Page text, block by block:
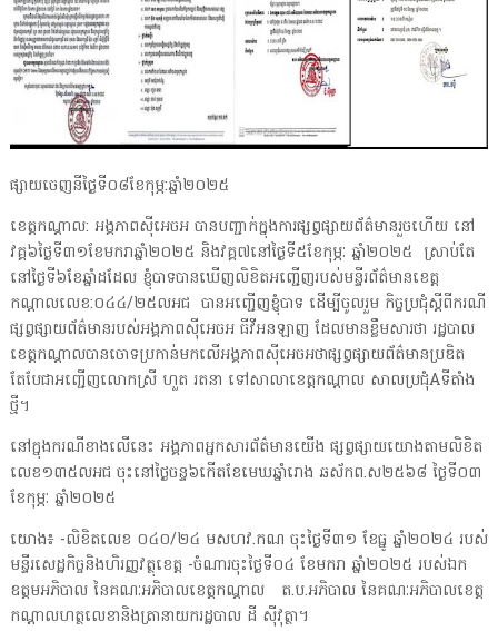
ផ្សាយចេញនីថ្ងៃទី០៨ខែកុម្ភ:ឆ្នាំ២០២៥
ខេត្តកណ្តាល: អង្គភាពស៊ីអេចអ បានបញ្ជាក់ក្នុងការផ្សព្វផ្សាយព័ត៌មានរួចហើយ នៅ
វគ្គ៦ថ្ងៃទី៣១ខែមករាឆ្នាំ២០២៥ និងវគ្គ៧នៅថ្ងៃទី៥ខែកុម្ភៈ ឆ្នាំ២០២៥ ស្រាប់តែ
នៅថ្ងៃទី៦ខែឆ្នាំដដែល ខ្ញុំបាទបានឃើញលិខិតអញ្ជើញរបស់មន្ទីរព័ត៌មានខេត្ត
កណ្តាលលេខ:០៤៤/២៥លអជ បានអញ្ជើញខ្ញុំបាទ ដើម្បីចូលរួម កិច្ចប្រជុំស្តីពីករណី
ផ្សព្វផ្សាយព័ត៌មានរបស់អង្គភាពស៊ីអេចអ ធីវីអនឡាញ ដែលមានខ្លឹមសារថា រដ្ឋបាល
ខេត្តកណ្តាលបានចោទប្រកាន់មកលើអង្គភាពស៊ីអេចអថាផ្សព្វផ្សាយព័ត៌មានប្រឌិត
តែបែជាអញ្ជើញលោកស្រី ហួត រតនា ទៅសាលាខេត្តកណ្តាល សាលប្រជុំAទីតាំង
ថ្មី។
នៅក្នុងករណីខាងលើនេះ អង្គភាពអ្នកសារព័ត៌មានយើង ផ្សព្វផ្សាយយោងតាមលិខិត
លេខ១៣៥លអជ ចុះនៅថ្ងៃចន្ទ៦កើតខែមេឃឆ្នាំរោង ឆស័កព.ស២៥៦៨ ថ្ងៃទី០៣
ខែកុម្ភៈ ឆ្នាំ២០២៥
យោង៖ -លិខិតលេខ ០៤០/២៤ មសហវ.កណ ចុះថ្ងៃទី៣១ ខែធ្នូ ឆ្នាំ២០២៤ របស់
មន្ទីរសេដ្ឋកិច្ចនិងហិរញ្ញវត្ថុខេត្ត -ចំណារចុះថ្ងៃទី០៤ ខែមករា ឆ្នាំ២០២៥ របស់ឯក
ឧត្តមអភិបាល នៃគណៈអភិបាលខេត្តកណ្តាល ត.ប.អភិបាល នៃគណៈអភិបាលខេត្ត
កណ្តាលហត្ថលេខានិងត្រានាយករដ្ឋបាល ដី ស៊ីវុត្ថា។